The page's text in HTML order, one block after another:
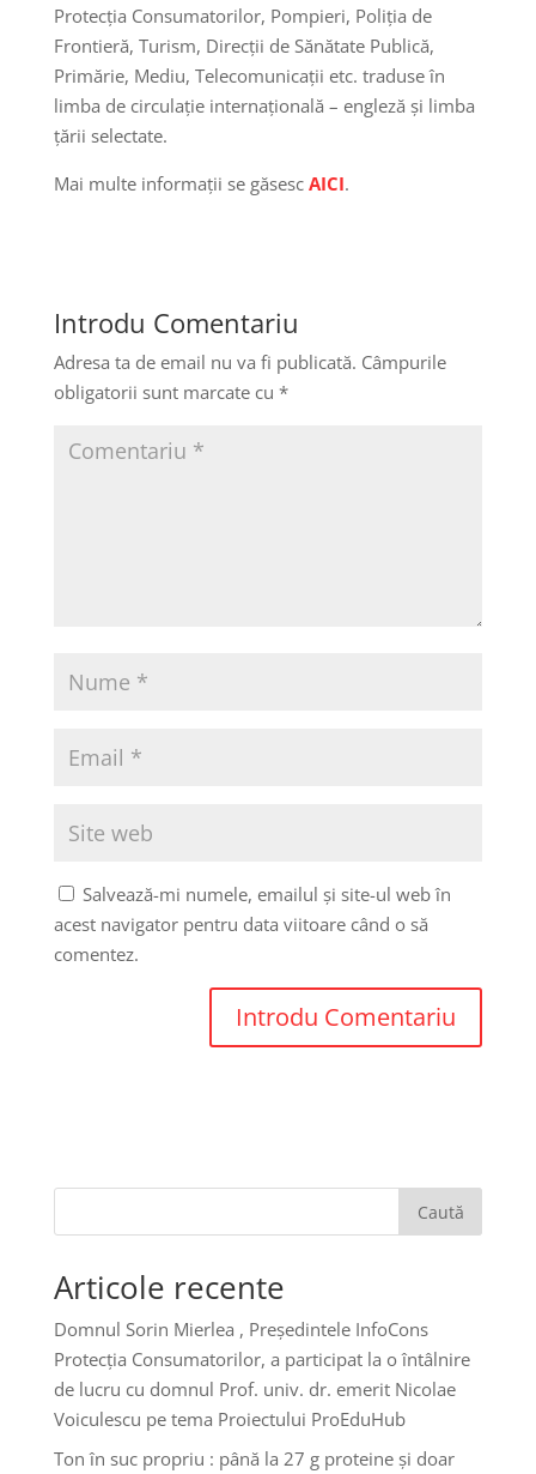
Protecția Consumatorilor, Pompieri, Poliția de
Frontieră, Turism, Direcții de Sănătate Publică,
Primărie, Mediu, Telecomunicații etc. traduse în
limba de circulație internațională – engleză și limba
țării selectate.
Mai multe informații se găsesc AICI.
Introdu Comentariu
Adresa ta de email nu va fi publicată. Câmpurile
obligatorii sunt marcate cu *
Salvează-mi numele, emailul și site-ul web în
acest navigator pentru data viitoare când o să
comentez.
Caută
Articole recente
Domnul Sorin Mierlea , Președintele InfoCons
Protecția Consumatorilor, a participat la o întâlnire
de lucru cu domnul Prof. univ. dr. emerit Nicolae
Voiculescu pe tema Proiectului ProEduHub
Ton în suc propriu : până la 27 g proteine și doar